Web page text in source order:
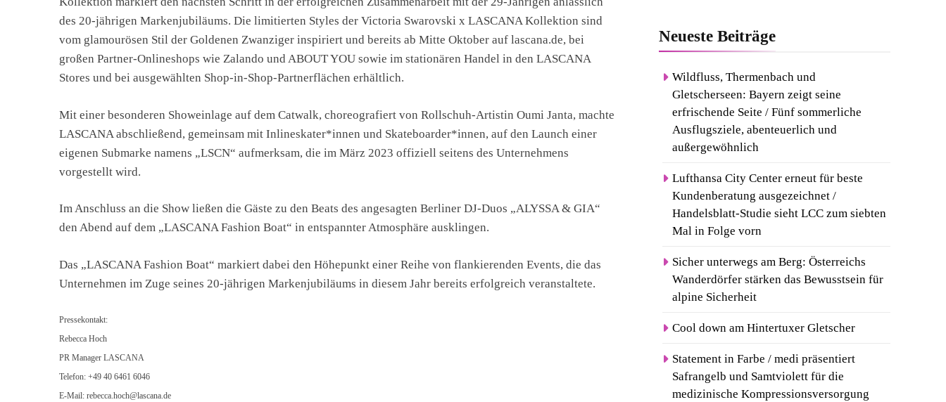
des 20-jährigen Markenjubiläums. Die limitierten Styles der Victoria Swarovski x LASCANA Kollektion sind
vom glamourösen Stil der Goldenen Zwanziger inspiriert und bereits ab Mitte Oktober auf lascana.de, bei
großen Partner-Onlineshops wie Zalando und ABOUT YOU sowie im stationären Handel in den LASCANA
Stores und bei ausgewählten Shop-in-Shop-Partnerflächen erhältlich.
Mit einer besonderen Showeinlage auf dem Catwalk, choreografiert von Rollschuh-Artistin Oumi Janta, machte
LASCANA abschließend, gemeinsam mit Inlineskater*innen und Skateboarder*innen, auf den Launch einer
eigenen Submarke namens „LSCN“ aufmerksam, die im März 2023 offiziell seitens des Unternehmens
vorgestellt wird.
Im Anschluss an die Show ließen die Gäste zu den Beats des angesagten Berliner DJ-Duos „ALYSSA & GIA“
den Abend auf dem „LASCANA Fashion Boat“ in entspannter Atmosphäre ausklingen.
Das „LASCANA Fashion Boat“ markiert dabei den Höhepunkt einer Reihe von flankierenden Events, die das
Unternehmen im Zuge seines 20-jährigen Markenjubiläums in diesem Jahr bereits erfolgreich veranstaltete.
Pressekontakt:
Rebecca Hoch
PR Manager LASCANA
Telefon: +49 40 6461 6046
E-Mail: rebecca.hoch@lascana.de
NeuesteBeiträge
Wildfluss, Thermenbach und
Gletscherseen: Bayern zeigt seine
erfrischende Seite / Fünf sommerliche
Ausflugsziele, abenteuerlich und
außergewöhnlich
Lufthansa City Center erneut für beste
Kundenberatung ausgezeichnet /
Handelsblatt-Studie sieht LCC zum siebten
Mal in Folge vorn
Sicher unterwegs am Berg: Österreichs
Wanderdörfer stärken das Bewusstsein für
alpine Sicherheit
Cool down am Hintertuxer Gletscher
Statement in Farbe / medi präsentiert
Safrangelb und Samtviolett für die
medizinische Kompressionsversorgung